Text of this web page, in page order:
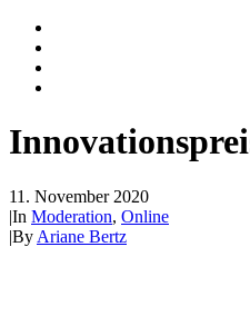
11. November 2020
|In Moderation, Online
|By Ariane Bertz